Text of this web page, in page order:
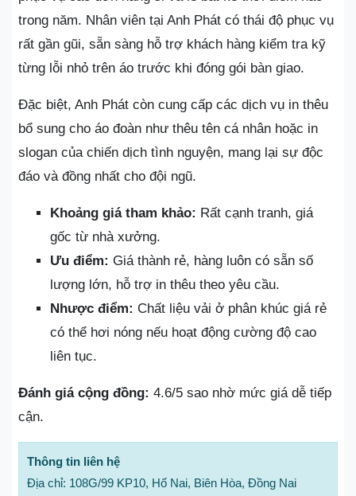
trong năm. Nhân viên tại Anh Phát có thái độ phục vụ
rất gần gũi, sẵn sàng hỗ trợ khách hàng kiểm tra kỹ
từng lỗi nhỏ trên áo trước khi đóng gói bàn giao.
Đặc biệt, Anh Phát còn cung cấp các dịch vụ in thêu
bổ sung cho áo đoàn như thêu tên cá nhân hoặc in
slogan của chiến dịch tình nguyện, mang lại sự độc
đáo và đồng nhất cho đội ngũ.
Khoảng giá tham khảo: Rất cạnh tranh, giá
gốc từ nhà xưởng.
Ưu điểm: Giá thành rẻ, hàng luôn có sẵn số
lượng lớn, hỗ trợ in thêu theo yêu cầu.
Nhược điểm: Chất liệu vải ở phân khúc giá rẻ
có thể hơi nóng nếu hoạt động cường độ cao
liên tục.
Đánh giá cộng đồng: 4.6/5 sao nhờ mức giá dễ tiếp
cận.
Thông tin liên hệ
Địa chỉ: 108G/99 KP10, Hố Nai, Biên Hòa, Đồng Nai